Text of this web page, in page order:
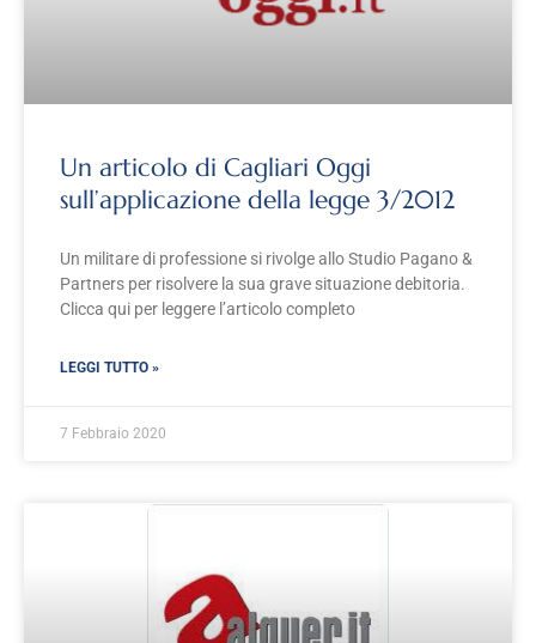
Un articolo di Cagliari Oggi
sull’applicazione della legge 3/2012
Un militare di professione si rivolge allo Studio Pagano &
Partners per risolvere la sua grave situazione debitoria.
Clicca qui per leggere l’articolo completo
LEGGI TUTTO »
7 Febbraio 2020